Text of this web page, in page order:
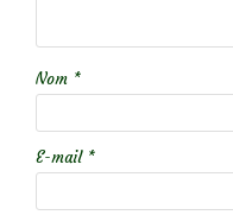
Nom *
E-mail *